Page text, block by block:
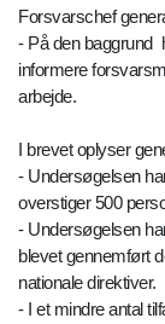
Forsvarschef
- På den baggrund
informere
arbejde.
I brevet oplyser
- Undersøgelsen
overstiger 500
- Undersøgelsen
blevet gennemført
nationale direktiver.
- I et mindre antal